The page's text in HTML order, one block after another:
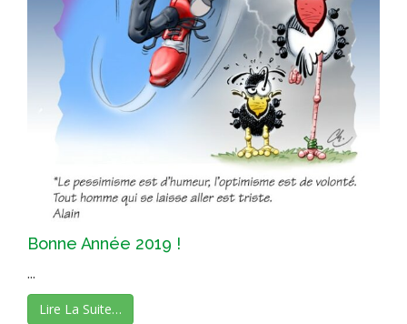
Bonne Année 2019 !
...
Lire La Suite…